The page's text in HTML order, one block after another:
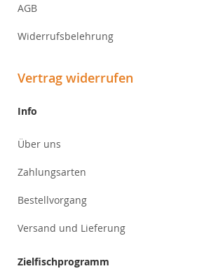
AGB
Widerrufsbelehrung
Vertrag widerrufen
Info
Über uns
Zahlungsarten
Bestellvorgang
Versand und Lieferung
Zielfischprogramm